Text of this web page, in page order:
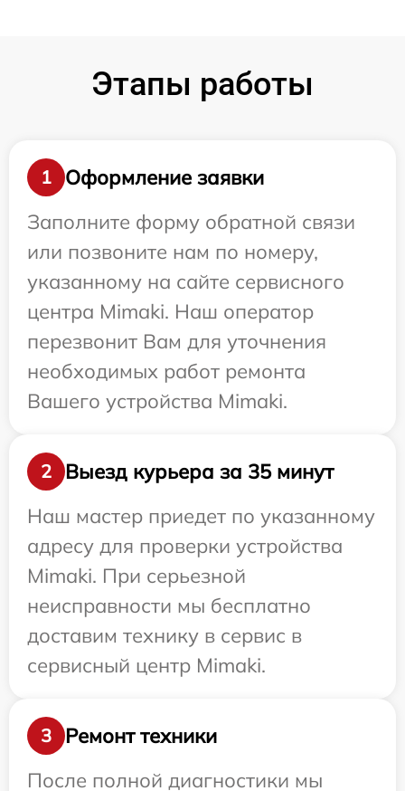
Этапы работы
1
Оформление заявки
Заполните форму обратной связи
или позвоните нам по номеру,
указанному на сайте сервисного
центра Mimaki. Наш оператор
перезвонит Вам для уточнения
необходимых работ ремонта
Вашего устройства Mimaki.
2
Выезд курьера за 35 минут
Наш мастер приедет по указанному
адресу для проверки устройства
Mimaki. При серьезной
неисправности мы бесплатно
доставим технику в сервис в
сервисный центр Mimaki.
3
Ремонт техники
После полной диагностики мы